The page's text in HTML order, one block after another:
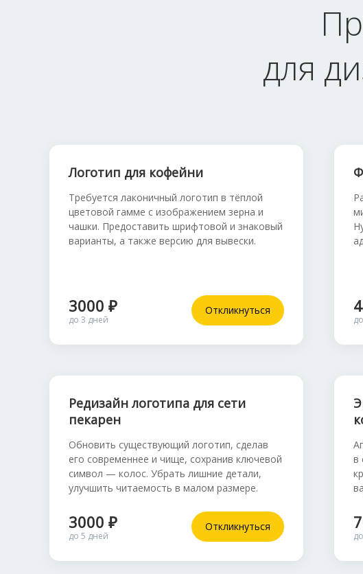
для
Логотип для кофейни
Требуется лаконичный логотип в тёплой
цветовой гамме с изображением зерна и
чашки. Предоставить шрифтовой и знаковый
варианты, а также версию для вывески.
3000 ₽
до 3 дней
Откликнуться
Редизайн логотипа для сети
пекарен
Обновить существующий логотип, сделав
его современнее и чище, сохранив ключевой
символ — колос. Убрать лишние детали,
улучшить читаемость в малом размере.
3000 ₽
до 5 дней
Откликнуться
в